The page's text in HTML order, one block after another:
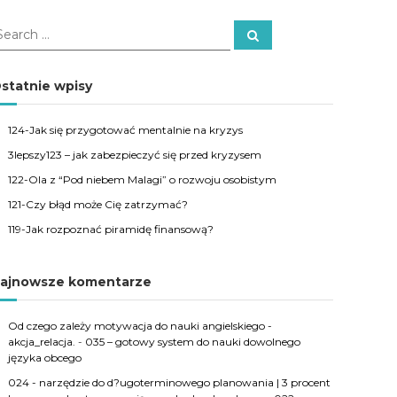
S
wpisy
124-Jak się przygotować mentalnie na kryzys
3lepszy123 – jak zabezpieczyć się przed kryzysem
122-Ola z “Pod niebem Malagi” o rozwoju osobistym
121-Czy błąd może Cię zatrzymać?
119-Jak rozpoznać piramidę finansową?
komentarze
Od czego zależy motywacja do nauki angielskiego -
akcja_relacja. - 035 – gotowy system do nauki dowolnego
języka obcego
024 - narzędzie do d?ugoterminowego planowania | 3 procent